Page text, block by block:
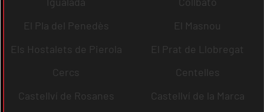
El Pla del Penedès
El Masnou
Els Hostalets de Pierola
El Prat de Llobregat
Cercs
Centelles
Castellví de Rosanes
Castellví de la Marca